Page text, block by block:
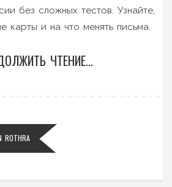
без сложных тестов. Узнайте,
карты и на что менять письма.
ЧТЕНИЕ...
ROTHRA